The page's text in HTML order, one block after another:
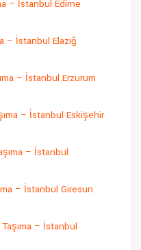
– İstanbul Edirne
– İstanbul Elazığ
– İstanbul Erzurum
– İstanbul Eskişehir
– İstanbul
– İstanbul Giresun
– İstanbul